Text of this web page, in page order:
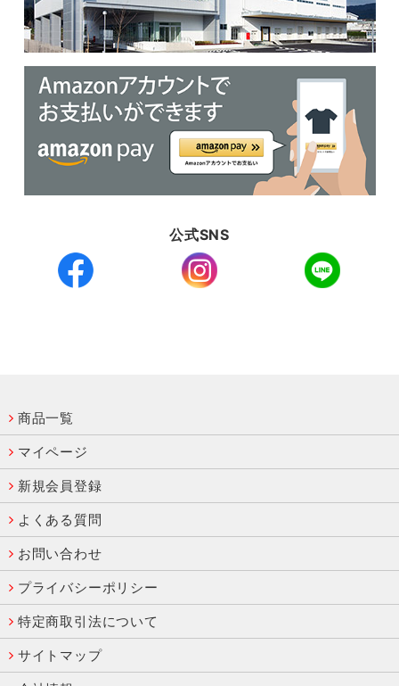
公式SNS
商品一覧
マイページ
新規会員登録
よくある質問
お問い合わせ
プライバシーポリシー
特定商取引法について
サイトマップ